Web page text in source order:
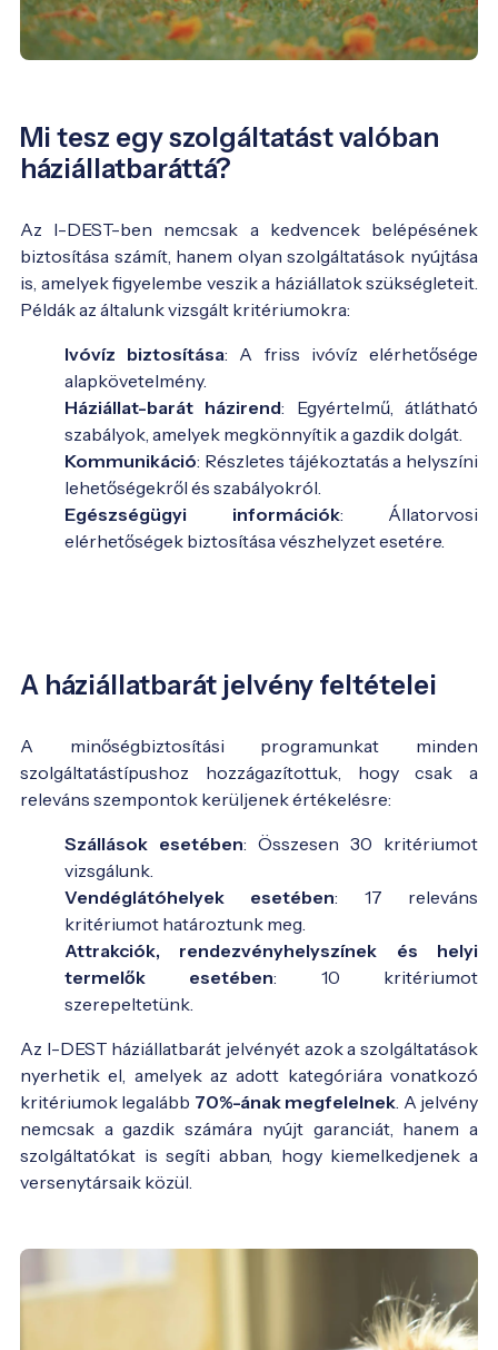
Mi tesz egy szolgáltatást valóban
háziállatbaráttá?
Az I-DEST-ben nemcsak a kedvencek belépésének
biztosítása számít, hanem olyan szolgáltatások nyújtása
is, amelyek figyelembe veszik a háziállatok szükségleteit.
Példák az általunk vizsgált kritériumokra:
Ivóvíz biztosítása: A friss ivóvíz elérhetősége
alapkövetelmény.
Háziállat-barát házirend: Egyértelmű, átlátható
szabályok, amelyek megkönnyítik a gazdik dolgát.
Kommunikáció: Részletes tájékoztatás a helyszíni
lehetőségekről és szabályokról.
Egészségügyi információk: Állatorvosi
elérhetőségek biztosítása vészhelyzet esetére.
A háziállatbarát jelvény feltételei
A minőségbiztosítási programunkat minden
szolgáltatástípushoz hozzágazítottuk, hogy csak a
releváns szempontok kerüljenek értékelésre:
Szállások esetében: Összesen 30 kritériumot
vizsgálunk.
Vendéglátóhelyek esetében: 17 releváns
kritériumot határoztunk meg.
Attrakciók, rendezvényhelyszínek és helyi
termelők esetében: 10 kritériumot
szerepeltetünk.
Az I-DEST háziállatbarát jelvényét azok a szolgáltatások
nyerhetik el, amelyek az adott kategóriára vonatkozó
kritériumok legalább 70%-ának megfelelnek . A jelvény
nemcsak a gazdik számára nyújt garanciát, hanem a
szolgáltatókat is segíti abban, hogy kiemelkedjenek a
versenytársaik közül.